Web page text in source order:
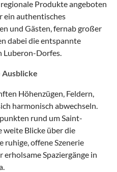
Produkte angeboten
ein authentisches
und Gästen, fernab großer
dabei die entspannte
Luberon-Dorfes.
Ausblicke
Höhenzügen, Feldern,
harmonisch abwechseln.
rund um Saint-
weite Blicke über die
ruhige, offene Szenerie
Spaziergänge in